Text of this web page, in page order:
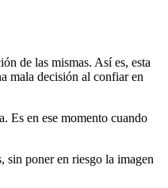
de las mismas. Así es, esta
mala decisión al confiar en
Es en ese momento cuando
sin poner en riesgo la imagen